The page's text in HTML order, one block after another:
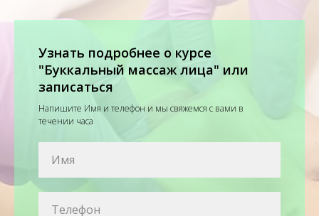
Узнать подробнее о курсе
"Буккальный массаж лица" или
записаться
Напишите Имя и телефон и мы свяжемся с вами в
течении часа